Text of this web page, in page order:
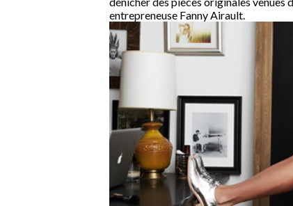
entrepreneuse Fanny Airault.